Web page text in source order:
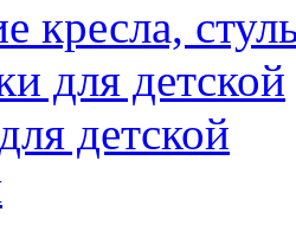
кресла,
для детской
детской